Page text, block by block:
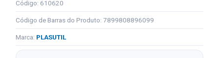
Código: 610620
Código de Barras do Produto: 7899808896099
Marca: PLASUTIL